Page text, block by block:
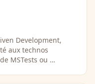
Development,
aux technos
MSTests ou …